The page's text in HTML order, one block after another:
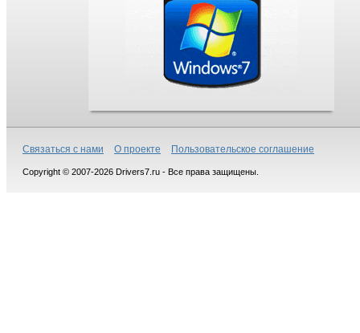
Связаться с нами О проекте Пользовательское соглашение
Copyright © 2007-2026 Drivers7.ru - Все права защищены.